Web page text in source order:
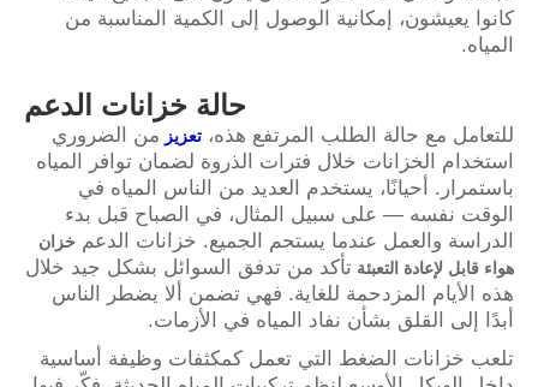
كانوا يعيشون، إمكانية الوصول إلى الكمية المناسبة من
المياه.
حالة خزانات الدعم
للتعامل مع حالة الطلب المرتفع هذه، تعزيز من الضروري
استخدام الخزانات خلال فترات الذروة لضمان توافر المياه
باستمرار. أحيانًا، يستخدم العديد من الناس المياه في
الوقت نفسه — على سبيل المثال، في الصباح قبل بدء
الدراسة والعمل عندما يستحم الجميع. خزانات الدعم خزان
هواء قابل لإعادة التعبئة تأكد من تدفق السوائل بشكل جيد خلال
هذه الأيام المزدحمة للغاية. فهي تضمن ألا يضطر الناس
أبدًا إلى القلق بشأن نفاد المياه في الأزمات.
تلعب خزانات الضغط التي تعمل كمكثفات وظيفة أساسية